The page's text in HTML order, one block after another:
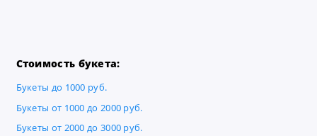
Стоимость букета:
Букеты до 1000 руб.
Букеты от 1000 до 2000 руб.
Букеты от 2000 до 3000 руб.